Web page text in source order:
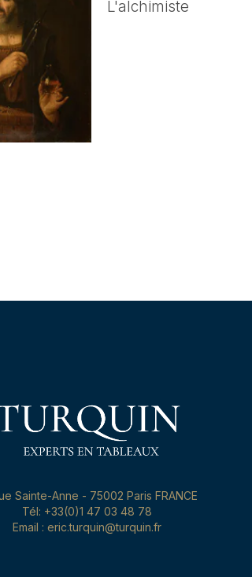
L'alchimiste
Sainte-Anne - 75002 Paris FRANCE
Tél: +33(0)1 47 03 48 78
Email : eric.turquin@turquin.fr